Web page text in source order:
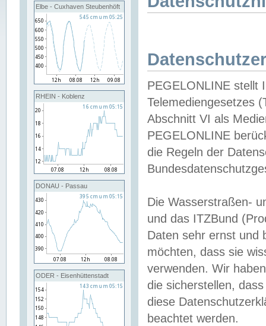
Elbe - Cuxhaven Steubenhöft
RHEIN - Koblenz
DONAU - Passau
ODER - Eisenhüttenstadt
PEGELONLINE stellt
Telemediengesetzes
Abschnitt VI als
PEGELONLINE
die Regeln der
Die Wasserstraßen-
und das ITZBund
Daten sehr ernst und
möchten, dass sie
verwenden. Wir
die sicherstellen,
diese
beachtet werden.